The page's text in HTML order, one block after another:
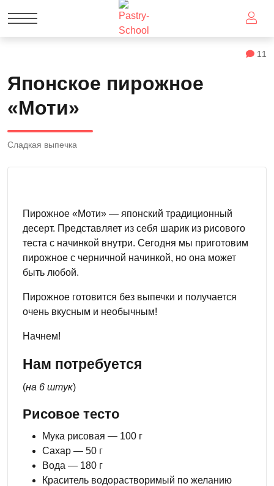
11
Японское пирожное
«Моти»
Сладкая выпечка
Пирожное «Моти» — японский традиционный
десерт. Представляет из себя шарик из рисового
теста с начинкой внутри. Сегодня мы приготовим
пирожное с черничной начинкой, но она может
быть любой.
Пирожное готовится без выпечки и получается
очень вкусным и необычным!
Начнем!
Нам потребуется
(на 6 штук)
Рисовое тесто
Мука рисовая — 100 г
Сахар — 50 г
Вода — 180 г
Краситель водорастворимый по желанию